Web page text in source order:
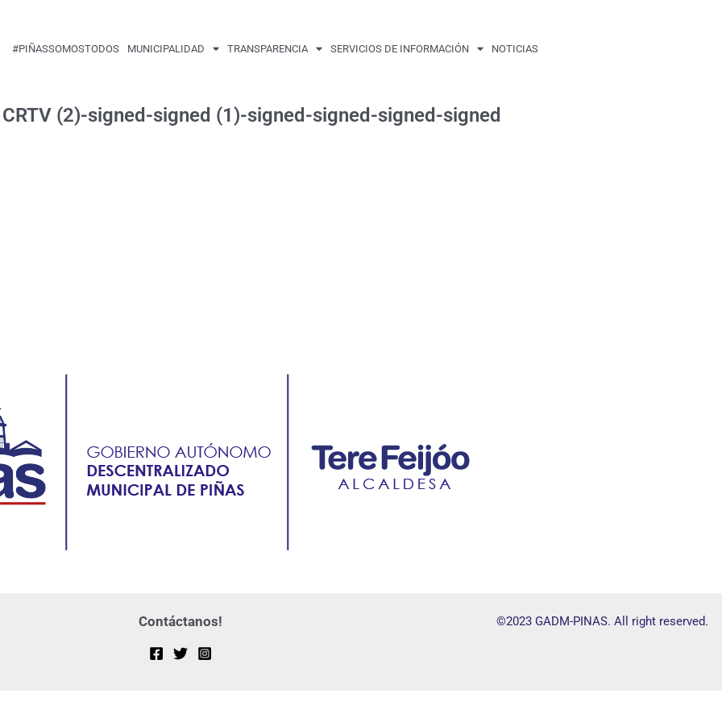
#PIÑASSOMOSTODOS MUNICIPALIDAD TRANSPARENCIA SERVICIOS DE INFORMACIÓN NOTICIAS
(2)-signed-signed (1)-signed-signed-signed-signed
Contáctanos! ©2023 GADM-PINAS. All right reserved.